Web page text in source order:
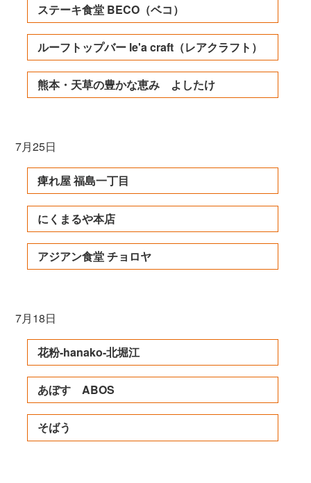
ステーキ食堂 BECO（ベコ）
ルーフトップバー le'a craft（レアクラフト）
熊本・天草の豊かな恵み よしたけ
7月25日
痺れ屋 福島一丁目
にくまるや本店
アジアン食堂 チョロヤ
7月18日
花粉-hanako-北堀江
あぼす ABOS
そばう